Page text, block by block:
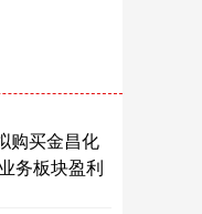
购买金昌化
务板块盈利